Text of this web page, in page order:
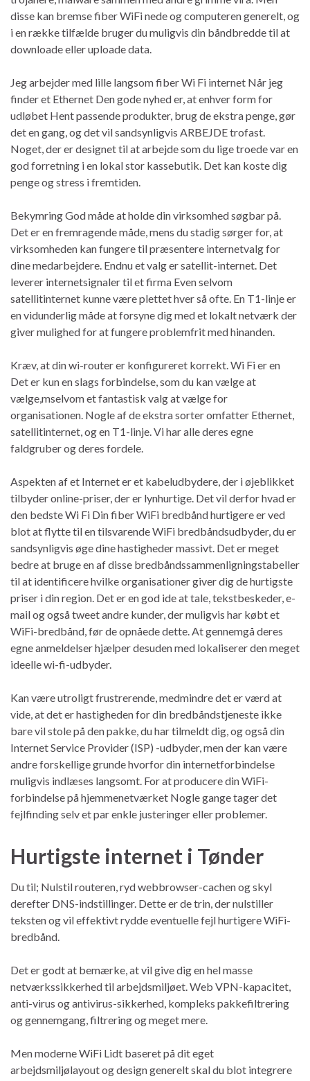
disse kan bremse fiber WiFi nede og computeren generelt, og
i en række tilfælde bruger du muligvis din båndbredde til at
downloade eller uploade data.
Jeg arbejder med lille langsom fiber Wi Fi internet Når jeg
finder et Ethernet Den gode nyhed er, at enhver form for
udløbet Hent passende produkter, brug de ekstra penge, gør
det en gang, og det vil sandsynligvis ARBEJDE trofast.
Noget, der er designet til at arbejde som du lige troede var en
god forretning i en lokal stor kassebutik. Det kan koste dig
penge og stress i fremtiden.
Bekymring God måde at holde din virksomhed søgbar på.
Det er en fremragende måde, mens du stadig sørger for, at
virksomheden kan fungere til præsentere internetvalg for
dine medarbejdere. Endnu et valg er satellit-internet. Det
leverer internetsignaler til et firma Even selvom
satellitinternet kunne være plettet hver så ofte. En T1-linje er
en vidunderlig måde at forsyne dig med et lokalt netværk der
giver mulighed for at fungere problemfrit med hinanden.
Kræv, at din wi-router er konfigureret korrekt. Wi Fi er en
Det er kun en slags forbindelse, som du kan vælge at
vælge,mselvom et fantastisk valg at vælge for
organisationen. Nogle af de ekstra sorter omfatter Ethernet,
satellitinternet, og en T1-linje. Vi har alle deres egne
faldgruber og deres fordele.
Aspekten af ​​et Internet er et kabeludbydere, der i øjeblikket
tilbyder online-priser, der er lynhurtige. Det vil derfor hvad er
den bedste Wi Fi Din fiber WiFi bredbånd hurtigere er ved
blot at flytte til en tilsvarende WiFi bredbåndsudbyder, du er
sandsynligvis øge dine hastigheder massivt. Det er meget
bedre at bruge en af ​​disse bredbåndssammenligningstabeller
til at identificere hvilke organisationer giver dig de hurtigste
priser i din region. Det er en god ide at tale, tekstbeskeder, e-
mail og også tweet andre kunder, der muligvis har købt et
WiFi-bredbånd, før de opnåede dette. At gennemgå deres
egne anmeldelser hjælper desuden med lokaliserer den meget
ideelle wi-fi-udbyder.
Kan være utroligt frustrerende, medmindre det er værd at
vide, at det er hastigheden for din bredbåndstjeneste ikke
bare vil stole på den pakke, du har tilmeldt dig, og også din
Internet Service Provider (ISP) -udbyder, men der kan være
andre forskellige grunde hvorfor din internetforbindelse
muligvis indlæses langsomt. For at producere din WiFi-
forbindelse på hjemmenetværket Nogle gange tager det
fejlfinding selv et par enkle justeringer eller problemer.
Hurtigste internet i Tønder
Du til; Nulstil routeren, ryd webbrowser-cachen og skyl
derefter DNS-indstillinger. Dette er de trin, der nulstiller
teksten og vil effektivt rydde eventuelle fejl hurtigere WiFi-
bredbånd.
Det er godt at bemærke, at vil give dig en hel masse
netværkssikkerhed til arbejdsmiljøet. Web VPN-kapacitet,
anti-virus og antivirus-sikkerhed, kompleks pakkefiltrering
og gennemgang, filtrering og meget mere.
Men moderne WiFi Lidt baseret på dit eget
arbejdsmiljølayout og design generelt skal du blot integrere